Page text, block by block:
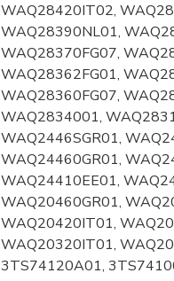
WAQ28420IT02,
WAQ28390NL01,
WAQ28370FG07,
WAQ28362FG01,
WAQ28360FG07,
WAQ2834001,
WAQ2446SGR01,
WAQ24460GR01,
WAQ24410EE01,
WAQ20460GR01,
WAQ20420IT01,
WAQ20320IT01,
3TS74120A01,